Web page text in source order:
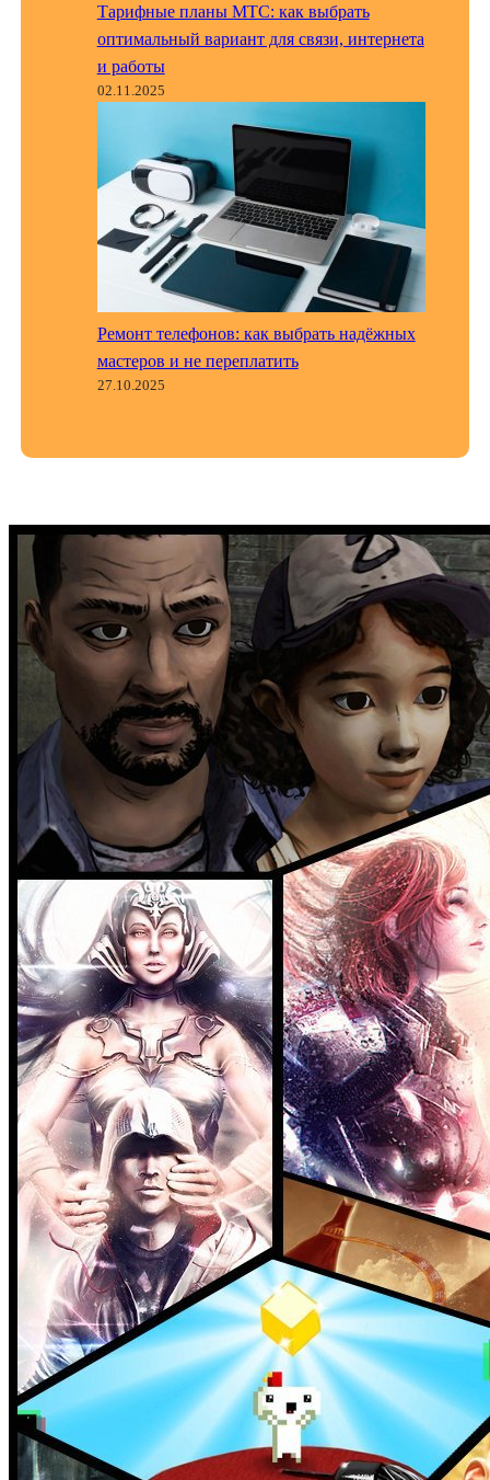
Тарифные планы МТС: как выбрать
оптимальный вариант для связи, интернета
и работы
02.11.2025
Ремонт телефонов: как выбрать надёжных
мастеров и не переплатить
27.10.2025